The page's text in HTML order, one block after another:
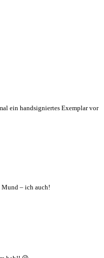
ein handsigniertes Exemplar vor
– ich auch!